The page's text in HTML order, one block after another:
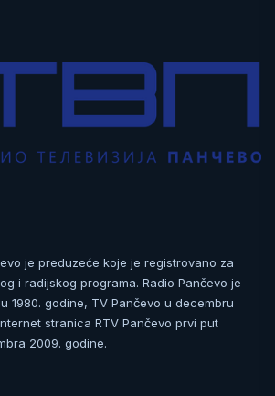
je preduzeće koje je registrovano za
i radijskog programa. Radio Pančevo je
1980. godine, TV Pančevo u decembru
stranica RTV Pančevo prvi put
2009. godine.